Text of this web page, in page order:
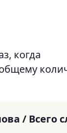
когда
/ Всего